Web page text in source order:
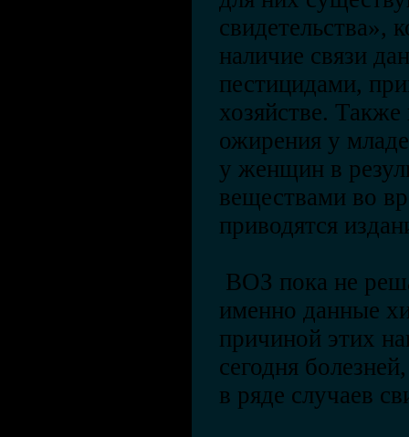
свидетельства»,
наличие связи
пестицидами,
хозяйстве.
ожирения у
у женщин в
веществами во
приводятся
ВОЗ пока не
именно данные
причиной этих
сегодня
в ряде случаев